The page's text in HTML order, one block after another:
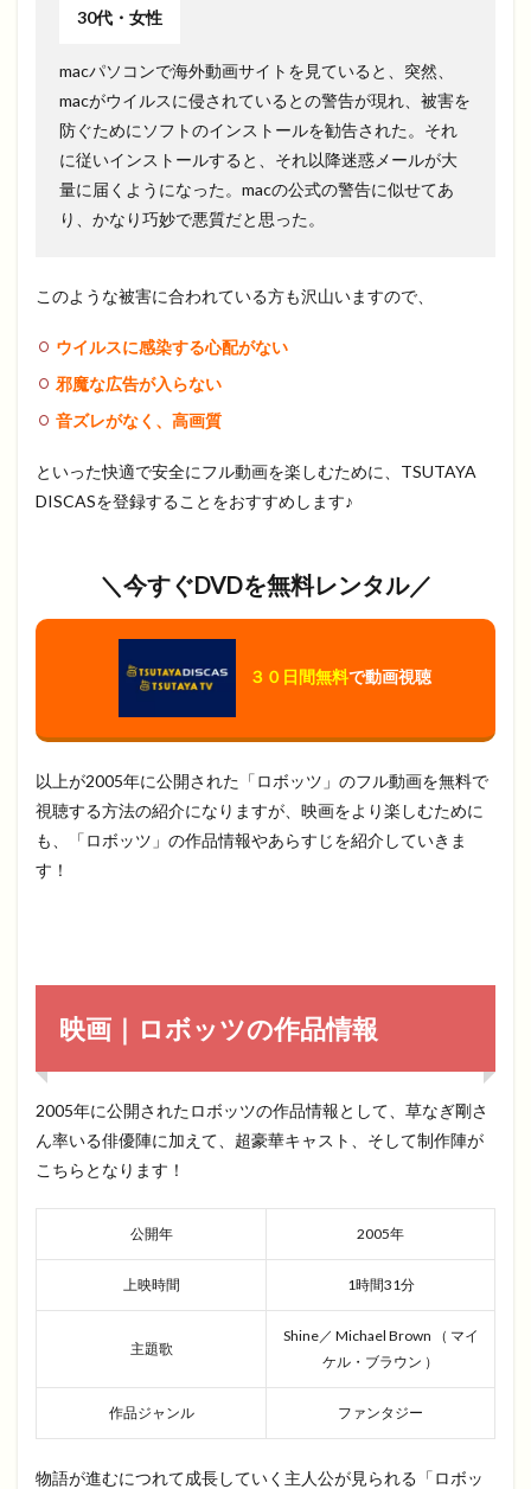
30代・女性
macパソコンで海外動画サイトを見ていると、突然、
macがウイルスに侵されているとの警告が現れ、被害を
防ぐためにソフトのインストールを勧告された。それ
に従いインストールすると、それ以降迷惑メールが大
量に届くようになった。macの公式の警告に似せてあ
り、かなり巧妙で悪質だと思った。
このような被害に合われている方も沢山いますので、
ウイルスに感染する心配がない
邪魔な広告が入らない
音ズレがなく、高画質
といった快適で安全にフル動画を楽しむために、TSUTAYA
DISCASを登録することをおすすめします♪
＼今すぐDVDを無料レンタル／
３０日間無料で動画視聴
以上が2005年に公開された「ロボッツ」のフル動画を無料で
視聴する方法の紹介になりますが、映画をより楽しむために
も、「ロボッツ」の作品情報やあらすじを紹介していきま
す！
映画｜ロボッツの作品情報
2005年に公開されたロボッツの作品情報として、草なぎ剛さ
ん率いる俳優陣に加えて、超豪華キャスト、そして制作陣が
こちらとなります！
公開年 2005年
上映時間 1時間31分
主題歌
Shine／ Michael Brown （ マイ
ケル・ブラウン ）
作品ジャンル ファンタジー
物語が進むにつれて成長していく主人公が見られる「ロボッ